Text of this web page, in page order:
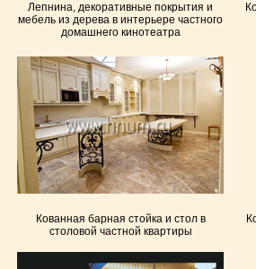
Лепнина, декоративные покрытия и
мебель из дерева в интерьере частного
домашнего кинотеатра
Кованная барная стойка и стол в
столовой частной квартиры